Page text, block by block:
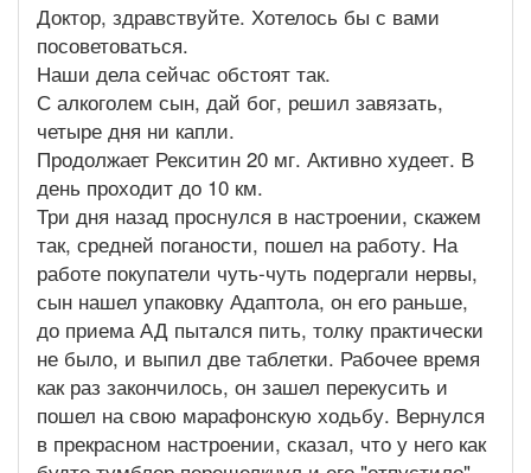
Доктор, здравствуйте. Хотелось бы с вами
посоветоваться.
Наши дела сейчас обстоят так.
С алкоголем сын, дай бог, решил завязать,
четыре дня ни капли.
Продолжает Рекситин 20 мг. Активно худеет. В
день проходит до 10 км.
Три дня назад проснулся в настроении, скажем
так, средней поганости, пошел на работу. На
работе покупатели чуть-чуть подергали нервы,
сын нашел упаковку Адаптола, он его раньше,
до приема АД пытался пить, толку практически
не было, и выпил две таблетки. Рабочее время
как раз закончилось, он зашел перекусить и
пошел на свою марафонскую ходьбу. Вернулся
в прекрасном настроении, сказал, что у него как